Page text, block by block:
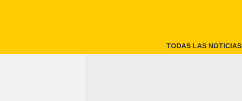
TODAS LAS NOTICIAS